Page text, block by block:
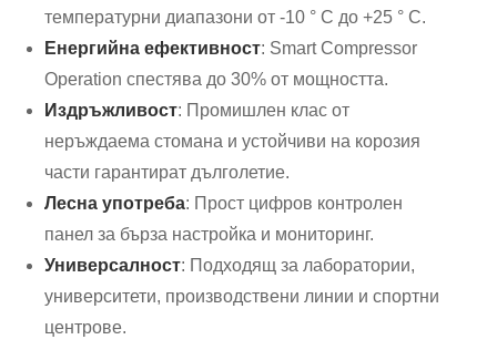
температурни диапазони от -10 ° C до +25 ° C.
Енергийна ефективност: Smart Compressor
Operation спестява до 30% от мощността.
Издръжливост: Промишлен клас от
неръждаема стомана и устойчиви на корозия
части гарантират дълголетие.
Лесна употреба: Прост цифров контролен
панел за бърза настройка и мониторинг.
Универсалност: Подходящ за лаборатории,
университети, производствени линии и спортни
центрове.